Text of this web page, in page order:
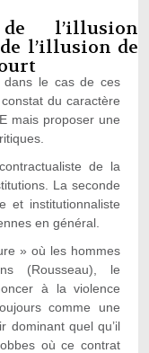
l’illusion
l’illusion de
dans le cas de ces
du caractère
mais proposer une
de la
La seconde
et institutionnaliste
en général.
» où les hommes
(Rousseau), le
à la violence
comme une
dominant quel qu’il
où ce contrat